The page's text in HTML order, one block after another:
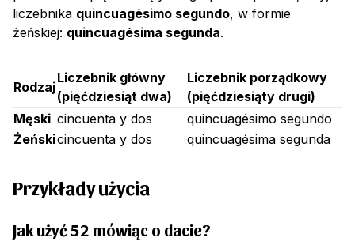
liczebnika quincuagésimo segundo, w formie
żeńskiej: quincuagésima segunda.
Rodzaj
Liczebnik główny
(pięćdziesiąt dwa)
Liczebnik porządkowy
(pięćdziesiąty drugi)
Męski cincuenta y dos
quincuagésimo segundo
Żeńskicincuenta y dos quincuagésima segunda
Przykłady użycia
Jak użyć 52 mówiąc o dacie?